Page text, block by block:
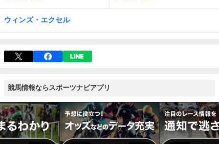
ウィンズ・エクセル
競馬情報ならスポーツナビアプリ